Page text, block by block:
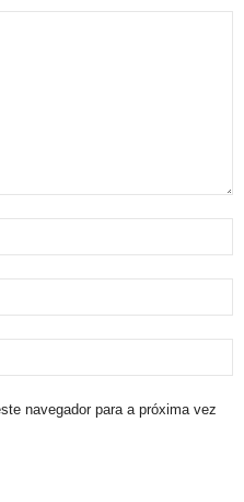
navegador para a próxima vez